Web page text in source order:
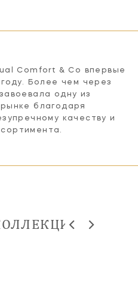
Comfort & Co впервые
Более чем через
одну из
благодаря
качеству и